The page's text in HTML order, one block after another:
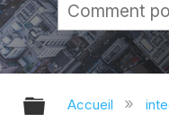
Accueil